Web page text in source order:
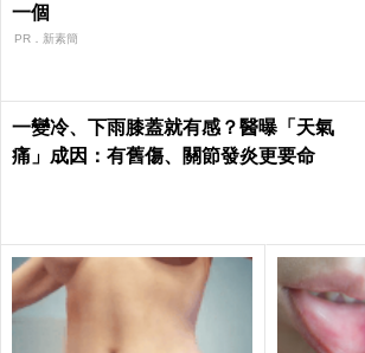
一個
PR．新素簡
一變冷、下雨膝蓋就有感？醫曝「天氣
痛」成因：有舊傷、關節發炎更要命